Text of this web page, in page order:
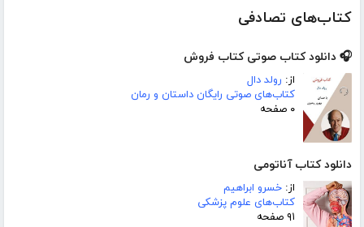
کتاب‌های تصادفی
🎧 دانلود کتاب صوتی کتاب فروش
از: رولد دال
کتاب‌های صوتی رایگان داستان و رمان
۰ صفحه
دانلود کتاب آناتومی
از: خسرو ابراهیم
کتاب‌های علوم پزشکی
۹۱ صفحه